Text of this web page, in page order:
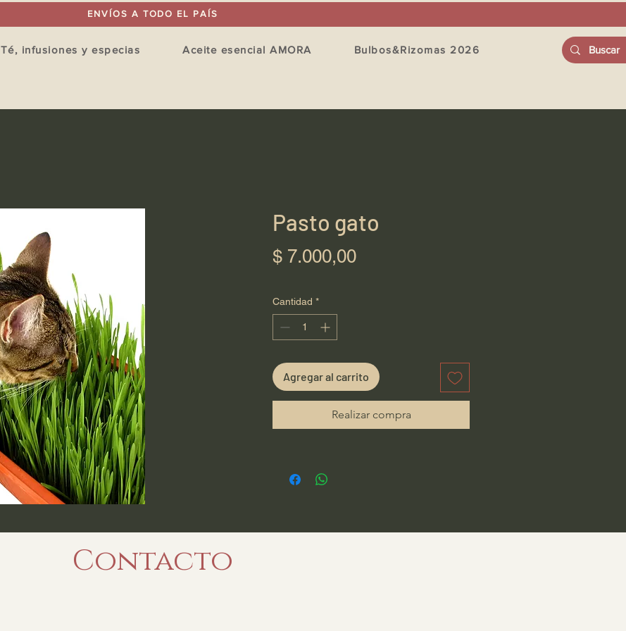
ENVÍOS A TODO EL PAÍS
Té, infusiones y especias Aceite esencial AMORA Bulbos&Rizomas 2026
Pasto gato
$ 7.000,00Precio
Cantidad *
Agregar al carrito
Realizar compra
Contacto